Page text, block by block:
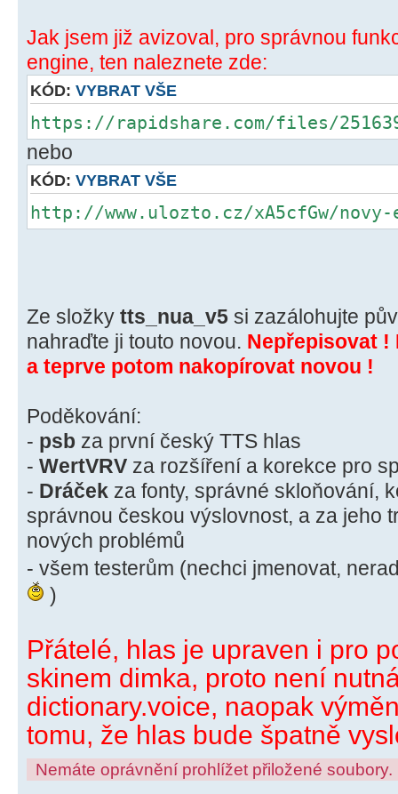
Jak jsem již avizoval, pro správnou
engine, ten naleznete zde:
KÓD: VYBRAT VŠE
https://rapidshare.com/files/
nebo
KÓD: VYBRAT VŠE
http://www.ulozto.cz/xA5cfGw/
Ze složky tts_nua_v5 si zazálohujte
nahraďte ji touto novou. Nepřepisovat !
a teprve potom nakopírovat novou !
Poděkování:
- psb za první český TTS hlas
- WertVRV za rozšíření a korekce pro
- Dráček za fonty, správné skloňování,
správnou českou výslovnost, a za jeho
nových problémů
- všem testerům (nechci jmenovat,
)
Přátelé, hlas je upraven i pro
skinem dimka, proto není
dictionary.voice, naopak
tomu, že hlas bude špatně
Nemáte oprávnění prohlížet přiložené soubory.